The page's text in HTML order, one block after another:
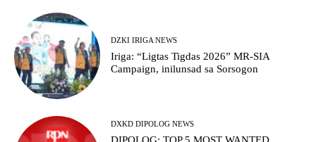
DZKI IRIGA NEWS
Iriga: “Ligtas Tigdas 2026” MR-SIA
Campaign, inilunsad sa Sorsogon
DXKD DIPOLOG NEWS